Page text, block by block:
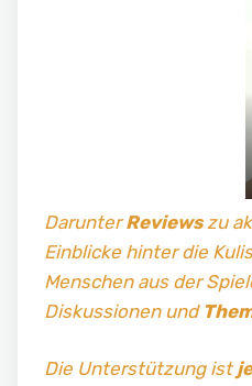
DarunterReviewszu
Einblicke hinter die
Menschen aus der
Diskussionen und
Die Unterstützung ist